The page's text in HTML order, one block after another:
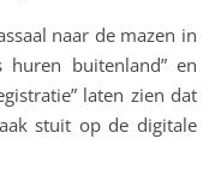
naar de mazen in
buitenland” en
laten zien dat
stuit op de digitale